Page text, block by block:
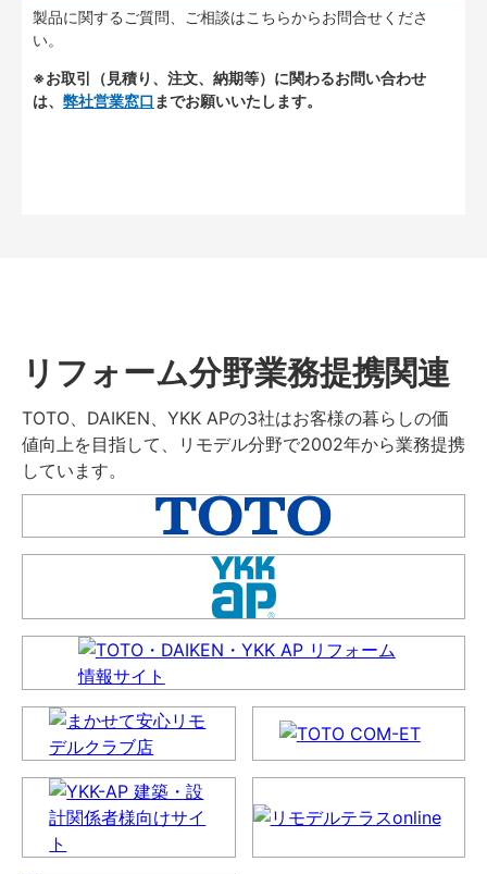
製品に関するご質問、ご相談はこちらからお問合せくださ
い。
※お取引（見積り、注文、納期等）に関わるお問い合わせ
は、 弊社営業窓口 までお願いいたします。
リフォーム分野業務提携関連
TOTO、DAIKEN、YKK APの3社はお客様の暮らしの価
値向上を目指して、リモデル分野で2002年から業務提携
しています。